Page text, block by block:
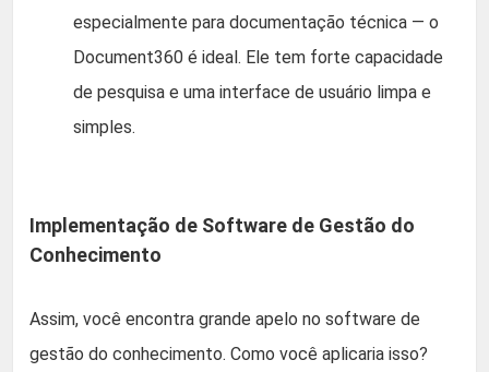
especialmente para documentação técnica — o
Document360 é ideal. Ele tem forte capacidade
de pesquisa e uma interface de usuário limpa e
simples.
Implementação de Software de Gestão do
Conhecimento
Assim, você encontra grande apelo no software de
gestão do conhecimento. Como você aplicaria isso?